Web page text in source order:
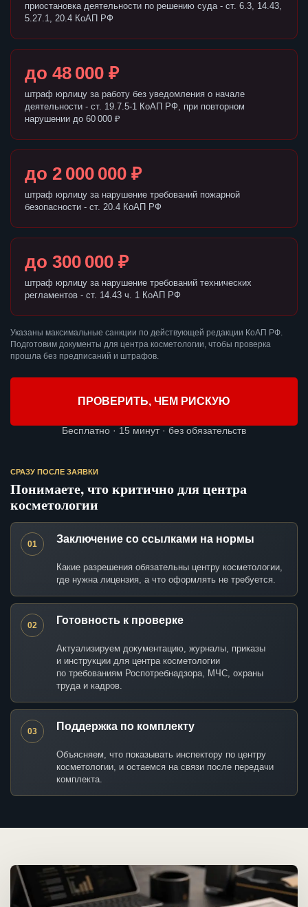
приостановка деятельности по решению суда - ст. 6.3, 14.43,
5.27.1, 20.4 КоАП РФ
до 48 000 ₽
штраф юрлицу за работу без уведомления о начале
деятельности - ст. 19.7.5-1 КоАП РФ, при повторном
нарушении до 60 000 ₽
до 2 000 000 ₽
штраф юрлицу за нарушение требований пожарной
безопасности - ст. 20.4 КоАП РФ
до 300 000 ₽
штраф юрлицу за нарушение требований технических
регламентов - ст. 14.43 ч. 1 КоАП РФ
Указаны максимальные санкции по действующей редакции КоАП РФ.
Подготовим документы для центра косметологии, чтобы проверка
прошла без предписаний и штрафов.
ПРОВЕРИТЬ, ЧЕМ РИСКУЮ
Бесплатно · 15 минут · без обязательств
СРАЗУ ПОСЛЕ ЗАЯВКИ
Понимаете, что критично для центра
косметологии
01 Заключение со ссылками на нормы
Какие разрешения обязательны центру косметологии,
где нужна лицензия, а что оформлять не требуется.
02 Готовность к проверке
Актуализируем документацию, журналы, приказы
и инструкции для центра косметологии
по требованиям Роспотребнадзора, МЧС, охраны
труда и кадров.
03 Поддержка по комплекту
Объясняем, что показывать инспектору по центру
косметологии, и остаемся на связи после передачи
комплекта.